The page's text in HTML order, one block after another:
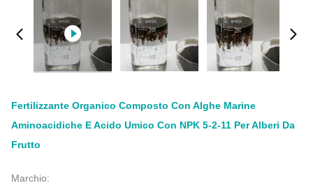
Fertilizzante Organico Composto Con Alghe Marine
Aminoacidiche E Acido Umico Con NPK 5-2-11 Per Alberi Da
Frutto
Marchio: